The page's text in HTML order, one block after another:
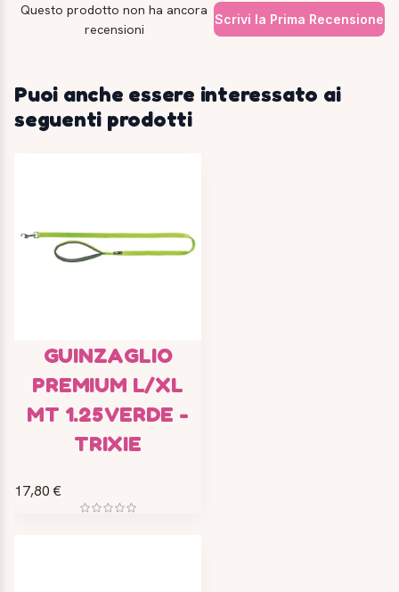
Questo prodotto non ha ancora
recensioni
Scrivi la Prima Recensione
Puoi anche essere interessato ai
seguenti prodotti
GUINZAGLIO
PREMIUM L/XL
MT 1.25 VERDE -
TRIXIE
17,80 €